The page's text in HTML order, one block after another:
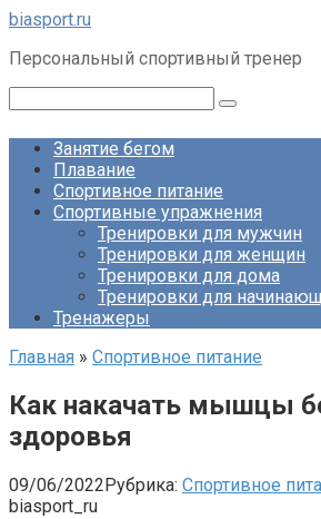
Перейти
контенту
biasport.ru
Персональный спортивный тренер
Занятие бегом
Плавание
Спортивное питание
Спортивные упражнения
Тренировки для мужчин
Тренировки для женщин
Тренировки для дома
Тренировки для
Тренажеры
Главная » Спортивное питание
Как накачать мышцы
здоровья
09/06/2022Рубрика: Спортивное
biasport_ru